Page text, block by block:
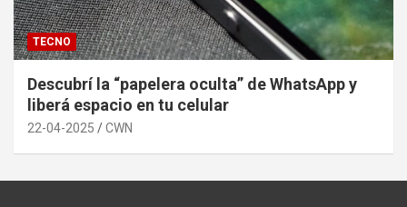
TECNO
Descubrí la “papelera oculta” de WhatsApp y
liberá espacio en tu celular
22-04-2025 CWN